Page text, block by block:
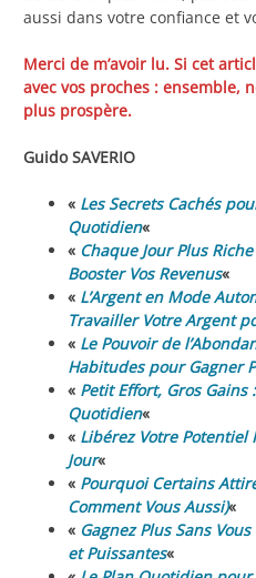
aussi dans votre confiance et
Merci de m’avoir lu. Si cet
avec vos proches : ensemble,
plus prospère.
Guido SAVERIO
« Les Secrets Cachés
Quotidien«
« Chaque Jour Plus
Booster Vos Revenus«
« L’Argent en Mode
Travailler Votre Argent
« Le Pouvoir de
Habitudes pour Gagner
« Petit Effort, Gros Gains
Quotidien«
« Libérez Votre
Jour«
« Pourquoi Certains
Comment Vous Aussi)«
« Gagnez Plus Sans
et Puissantes«